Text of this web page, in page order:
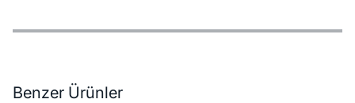
Özellikler
Ödeme Seçenekleri
Teslimat ve İade Koşulları
Benzer Ürünler